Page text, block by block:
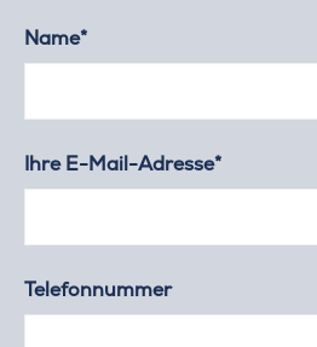
Name*
Ihre E-Mail-Adresse*
Telefonnummer